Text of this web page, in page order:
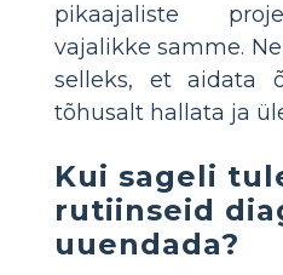
pikaajaliste
vajalikke samme.
selleks, et aidata
tõhusalt hallata ja
Kui sageli
rutiinseid
uuendada?